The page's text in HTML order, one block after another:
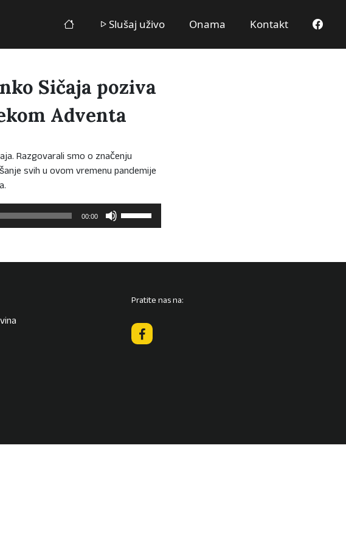
Slušaj uživo Onama Kontakt
Sičaja poziva
Adventa
Razgovarali smo o značenju
svih u ovom vremenu pandemije
00:00
biste
smanjili
Pratite nas na: